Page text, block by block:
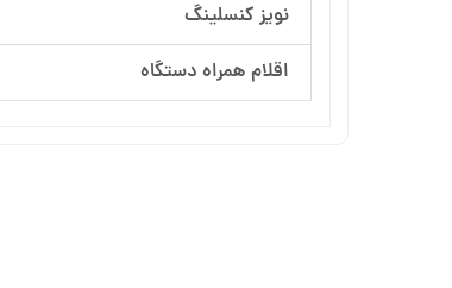
نویز کنسلینگ
اقلام همراه دستگاه